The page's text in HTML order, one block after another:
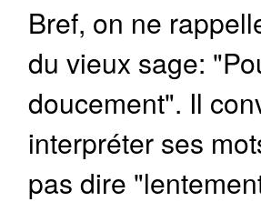
Bref, on ne
du vieux sage:
doucement". Il
interpréter ses
pas dire